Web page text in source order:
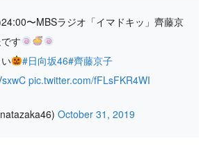
〜MBSラジオ「イマドキッ」齊藤京
す
#日向坂46#齊藤京子
pic.twitter.com/fFLsFKR4WI
October 31, 2019